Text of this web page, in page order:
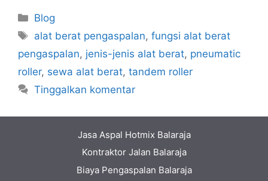
Kategori
Blog
Tag
alat berat pengaspalan,fungsi alat berat
pengaspalan, jenis-jenis alat berat, pneumatic
roller, sewa alat berat, tandem roller
Tinggalkan komentar
Jasa Aspal Hotmix Balaraja
Kontraktor Jalan Balaraja
Biaya Pengaspalan Balaraja